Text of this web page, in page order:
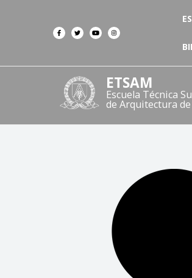
ETSAM
Escuela Técnica
de Arquitectura